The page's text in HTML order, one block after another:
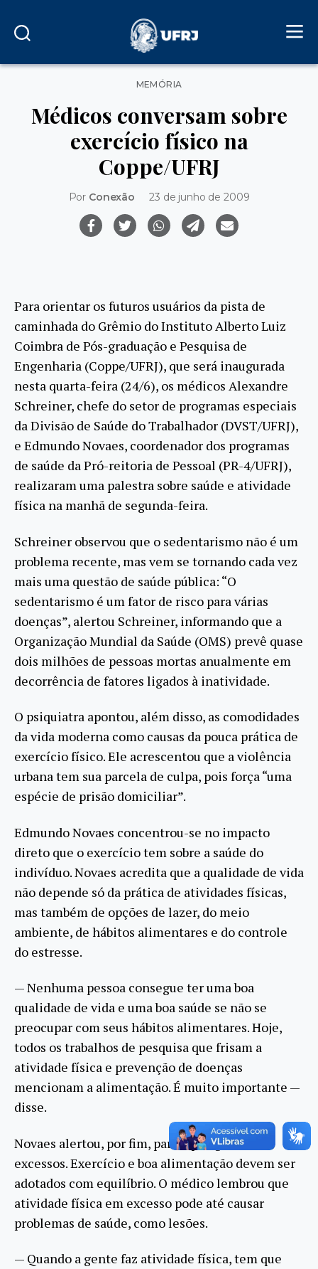
Categorias
MEMÓRIA
Médicos conversam sobre
exercício físico na
Coppe/UFRJ
Por Conexão 23 de junho de 2009
Para orientar os futuros usuários da pista de
caminhada do Grêmio do Instituto Alberto Luiz
Coimbra de Pós-graduação e Pesquisa de
Engenharia (Coppe/UFRJ), que será inaugurada
nesta quarta-feira (24/6), os médicos Alexandre
Schreiner, chefe do setor de programas especiais
da Divisão de Saúde do Trabalhador (DVST/UFRJ),
e Edmundo Novaes, coordenador dos programas
de saúde da Pró-reitoria de Pessoal (PR-4/UFRJ),
realizaram uma palestra sobre saúde e atividade
física na manhã de segunda-feira.
Schreiner observou que o sedentarismo não é um
problema recente, mas vem se tornando cada vez
mais uma questão de saúde pública: “O
sedentarismo é um fator de risco para várias
doenças”, alertou Schreiner, informando que a
Organização Mundial da Saúde (OMS) prevê quase
dois milhões de pessoas mortas anualmente em
decorrência de fatores ligados à inatividade.
O psiquiatra apontou, além disso, as comodidades
da vida moderna como causas da pouca prática de
exercício físico. Ele acrescentou que a violência
urbana tem sua parcela de culpa, pois força “uma
espécie de prisão domiciliar”.
Edmundo Novaes concentrou-se no impacto
direto que o exercício tem sobre a saúde do
indivíduo. Novaes acredita que a qualidade de vida
não depende só da prática de atividades físicas,
mas também de opções de lazer, do meio
ambiente, de hábitos alimentares e do controle
do estresse.
— Nenhuma pessoa consegue ter uma boa
qualidade de vida e uma boa saúde se não se
preocupar com seus hábitos alimentares. Hoje,
todos os trabalhos de pesquisa que frisam a
atividade física e prevenção de doenças
mencionam a alimentação. É muito importante —
disse.
Novaes alertou, por fim, para o perigo dos
excessos. Exercício e boa alimentação devem ser
adotados com equilíbrio. O médico lembrou que
atividade física em excesso pode até causar
problemas de saúde, como lesões.
— Quando a gente faz atividade física, tem que